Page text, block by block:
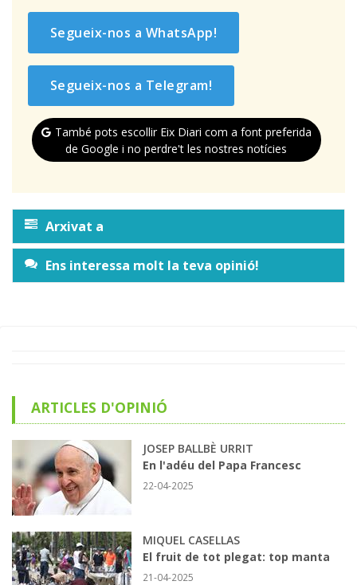
Segueix-nos a WhatsApp!
Segueix-nos a Telegram!
També pots escollir Eix Diari com a font preferida
de Google i no perdre't les nostres notícies
Arxivat a
Ens interessa molt la teva opinió!
ARTICLES D'OPINIÓ
JOSEP BALLBÈ URRIT
En l'adéu del Papa Francesc
22-04-2025
MIQUEL CASELLAS
El fruit de tot plegat: top manta
21-04-2025